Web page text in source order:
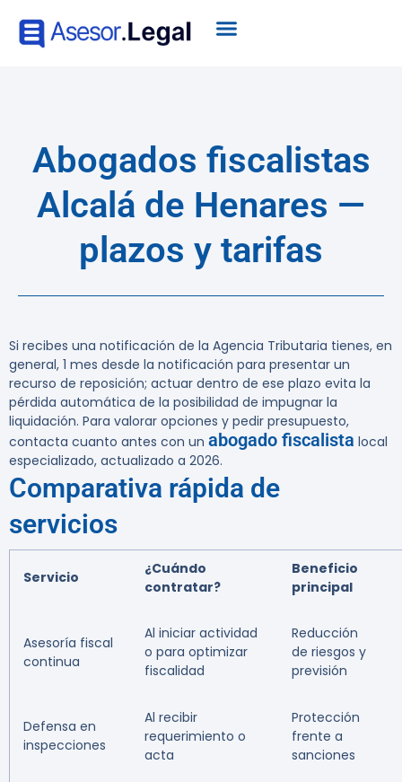
Abogados fiscalistas
Alcalá de Henares —
plazos y tarifas
Si recibes una notificación de la Agencia Tributaria tienes, en
general, 1 mes desde la notificación para presentar un
recurso de reposición; actuar dentro de ese plazo evita la
pérdida automática de la posibilidad de impugnar la
liquidación. Para valorar opciones y pedir presupuesto,
contacta cuanto antes con un abogado fiscalista local
especializado, actualizado a 2026.
Comparativa rápida de
servicios
Servicio
¿Cuándo
contratar?
Beneficio
principal
Asesoría fiscal
continua
Al iniciar actividad
o para optimizar
fiscalidad
Reducción
de riesgos y
previsión
Defensa en
inspecciones
Al recibir
requerimiento o
acta
Protección
frente a
sanciones